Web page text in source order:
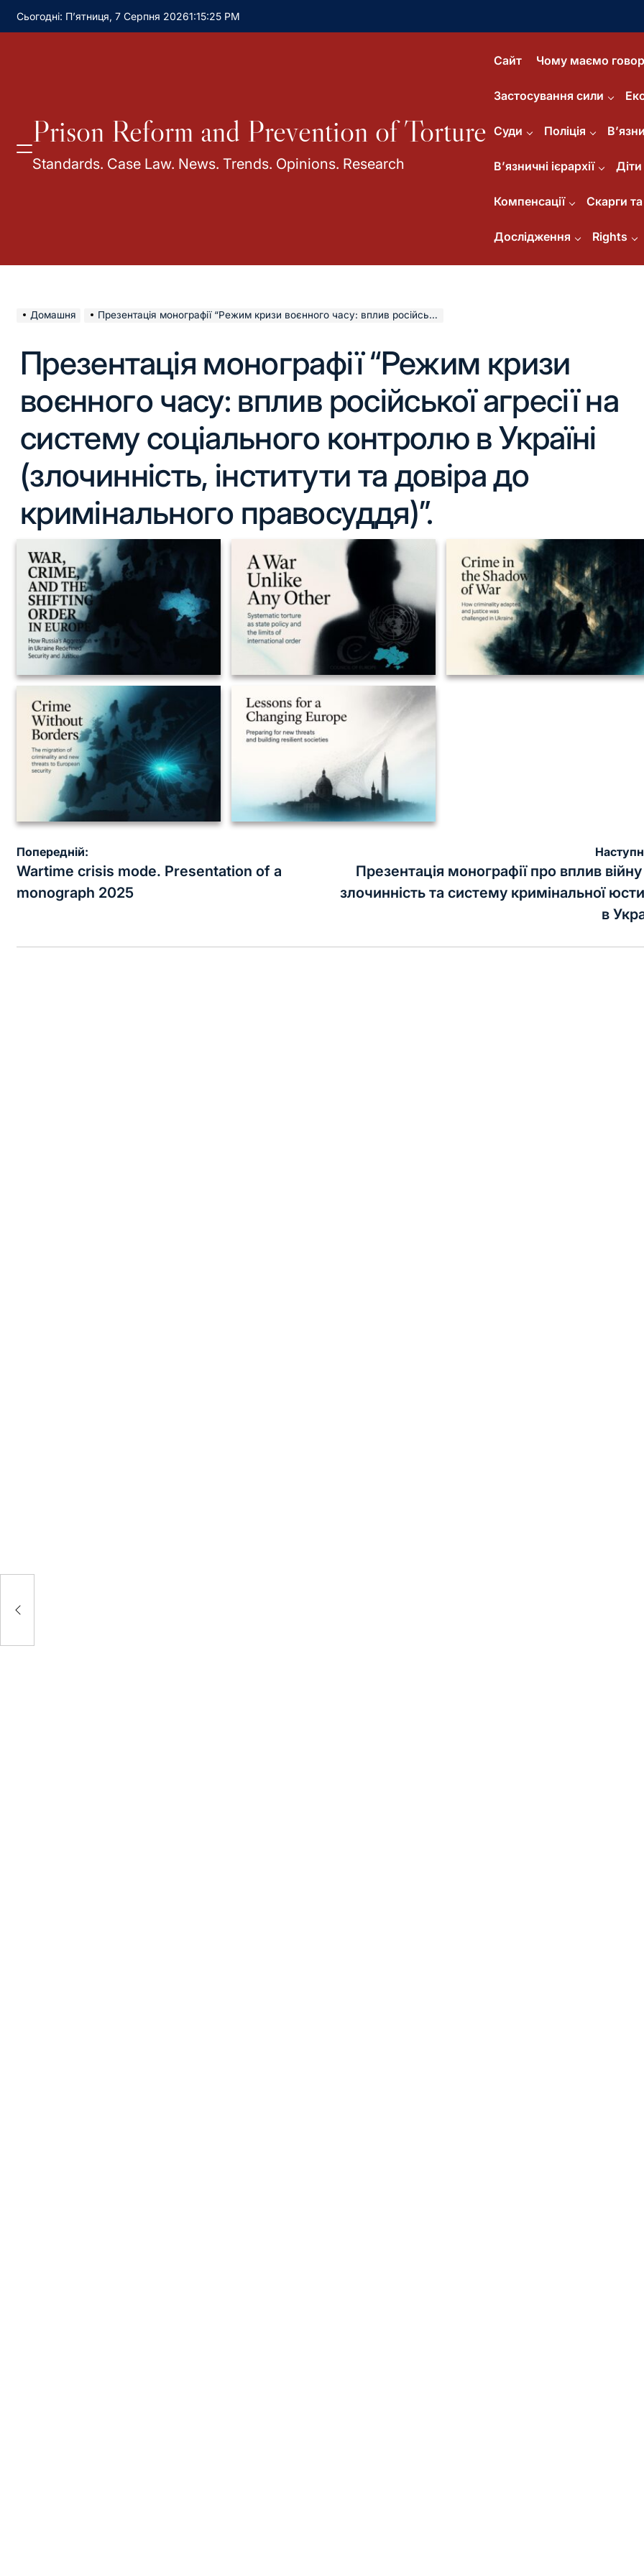
Сьогодні: П’ятниця, 7 Серпня 20261:15:26 PM
Prison Reform and Prevention of Torture
Standards. Case Law. News. Trends. Opinions. Research
Сайт Чому маємо
Застосування сили
Суди Поліція
В’язничні ієрархії Діти
Компенсації Скарги та
Дослідження Rights
Домашня Презентація монографії “Режим кризи воєнного часу: вплив російської агресії на систему соціального контролю в Україні (злочинність, інститути та довіра до кримінального правосуддя)”.
Презентація монографії “Режим кризи
воєнного часу: вплив російської агресії на
систему соціального контролю в Україні
(злочинність, інститути та довіра до
кримінального правосуддя)”.
Попередній:
Wartime crisis mode. Presentation of a
monograph 2025
Презентація монографії про вплив
злочинність та систему кримінальної
в